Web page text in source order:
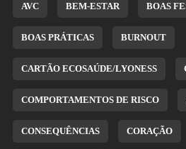
AVC BEM-ESTAR BOAS
BOAS PRÁTICAS BURNOUT
CARTÃO ECOSAÚDE/LYONESS
COMPORTAMENTOS DE RISCO
CONSEQUÊNCIAS CORAÇÃO